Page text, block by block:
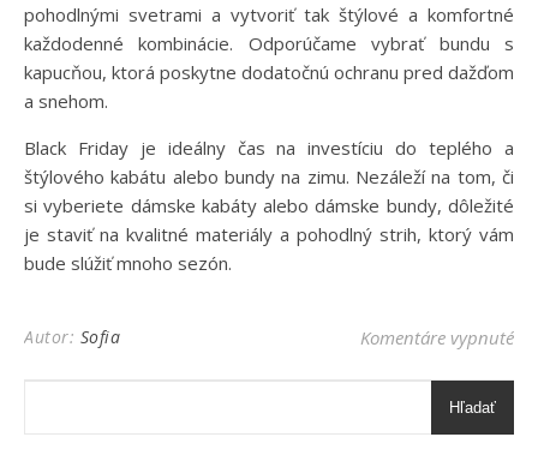
pohodlnými svetrami a vytvoriť tak štýlové a komfortné
každodenné kombinácie. Odporúčame vybrať bundu s
kapucňou, ktorá poskytne dodatočnú ochranu pred dažďom
a snehom.
Black Friday je ideálny čas na investíciu do teplého a
štýlového kabátu alebo bundy na zimu. Nezáleží na tom, či
si vyberiete dámske kabáty alebo dámske bundy, dôležité
je staviť na kvalitné materiály a pohodlný strih, ktorý vám
bude slúžiť mnoho sezón.
Autor: Sofia Komentáre vypnuténa
Hľadať